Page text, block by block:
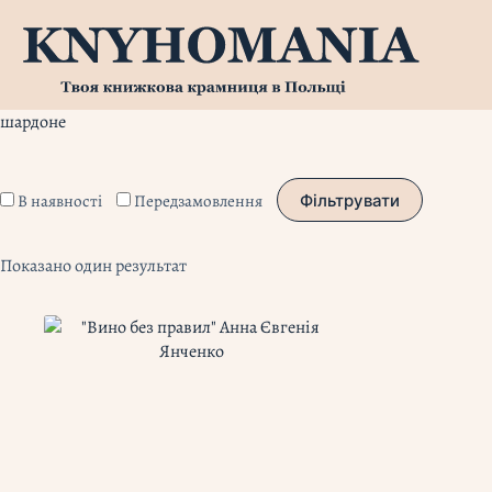
вмісту
шардоне
В наявності Передзамовлення Фільтрувати
Показано один результат